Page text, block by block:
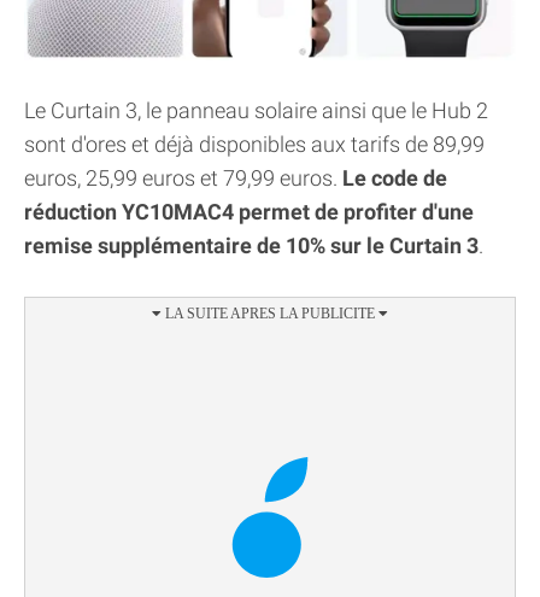
Le Curtain 3, le panneau solaire ainsi que le Hub 2
sont d'ores et déjà disponibles aux tarifs de 89,99
euros, 25,99 euros et 79,99 euros. Le code de
réduction YC10MAC4 permet de profiter d'une
remise supplémentaire de 10% sur le Curtain 3.